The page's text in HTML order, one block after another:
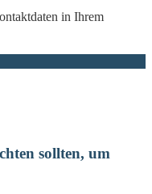
in Ihrem
sollten, um